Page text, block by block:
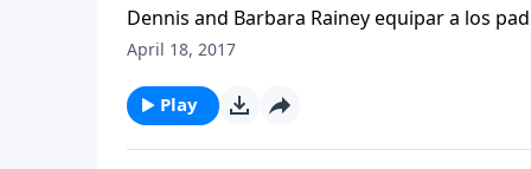
Dennis and Barbara Rainey equipar a los
ayudándonos a moldear nuestras propias
April 18, 2017
Play